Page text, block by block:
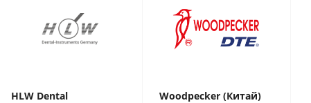
HLW Dental
Woodpecker (Китай)